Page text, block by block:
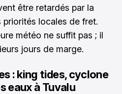
être retardés par la
priorités locales de fret.
météo ne suffit pas ; il
jours de marge.
: king tides, cyclone
eaux à Tuvalu